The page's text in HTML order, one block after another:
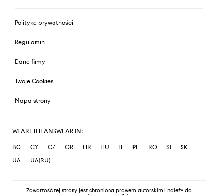
Polityka prywatności
Regulamin
Dane firmy
Twoje Cookies
Mapa strony
WEARETHEANSWEAR IN:
BG CY CZ GR HR HU IT PL RO SI
SK
UA
UA(RU)
Zawartość tej strony jest chroniona prawem autorskim i należy do